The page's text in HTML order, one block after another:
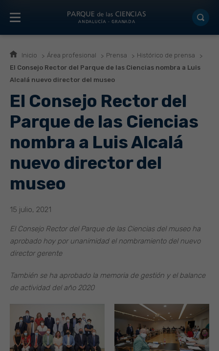
Inicio Área profesional Prensa
Histórico de prensa
El Consejo Rector del Parque de las Ciencias nombra a Luis
Alcalá nuevo director del museo
El Consejo Rector del
Parque de las Ciencias
nombra a Luis Alcalá
nuevo director del
museo
15 julio, 2021
El Consejo Rector del Parque de las Ciencias del museo ha
aprobado hoy por unanimidad el nombramiento del nuevo
director gerente
También se ha aprobado la memoria de gestión y el balance
de actividad del año 2020